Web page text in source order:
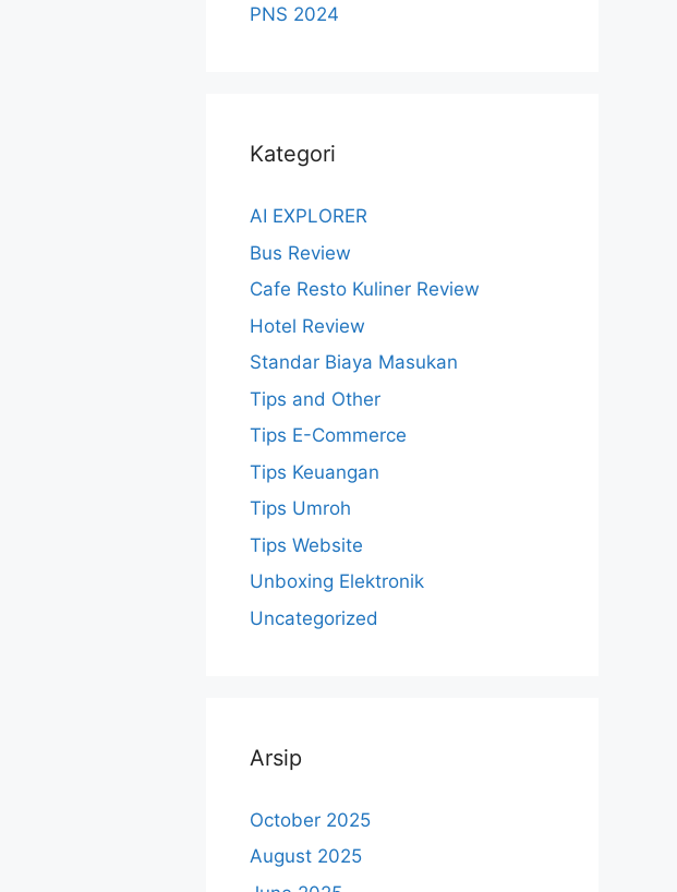
PNS 2024
Kategori
AI EXPLORER
Bus Review
Cafe Resto Kuliner Review
Hotel Review
Standar Biaya Masukan
Tips and Other
Tips E-Commerce
Tips Keuangan
Tips Umroh
Tips Website
Unboxing Elektronik
Uncategorized
Arsip
October 2025
August 2025